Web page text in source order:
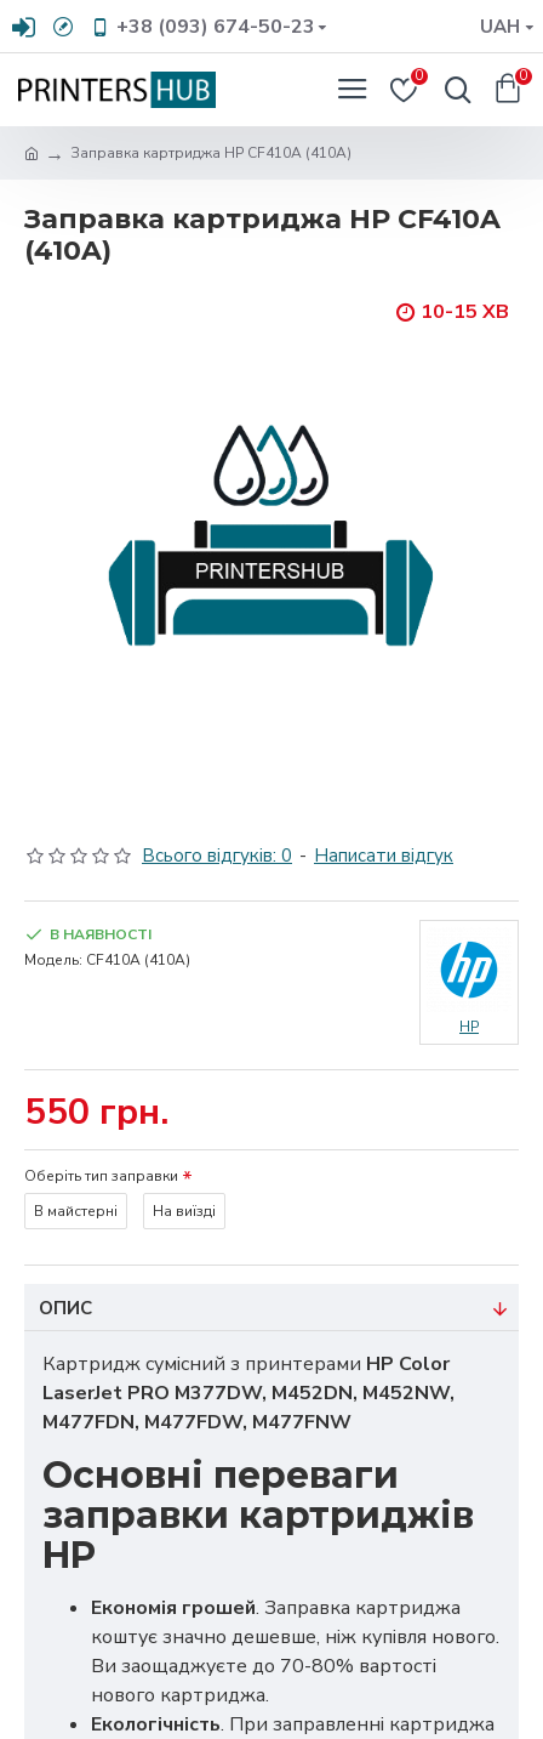
+38 (093) 674-50-23 UAH
0 0
Заправка картриджа HP CF410A (410A)
Заправка картриджа HP CF410A
(410A)
10-15 ХВ
Всього відгуків: 0 - Написати відгук
550 грн.
В НАЯВНОСТІ
Модель: CF410A (410A)
HP
Оберіть тип заправки
В майстерні
На виїзді
ОПИС
Картридж сумісний з принтерами HP Color
LaserJet PRO M377DW, M452DN, M452NW,
M477FDN, M477FDW, M477FNW
Основні переваги
заправки картриджів
HP
Економія грошей. Заправка картриджа
коштує значно дешевше, ніж купівля нового.
Ви заощаджуєте до 70-80% вартості
нового картриджа.
Екологічність. При заправленні картриджа